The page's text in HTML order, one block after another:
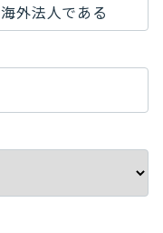
海外法人である